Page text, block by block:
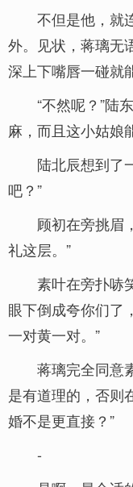
不但是他，就
外。见状，蒋璃无
深上下嘴唇一碰就
“不然呢？”陆
麻，而且这小姑娘
陆北辰想到了
吧？”
顾初在旁挑眉
礼这层。”
素叶在旁扑哧
眼下倒成夸你们了
一对黄一对。”
蒋璃完全同意
是有道理的，否则
婚不是更直接？”
-